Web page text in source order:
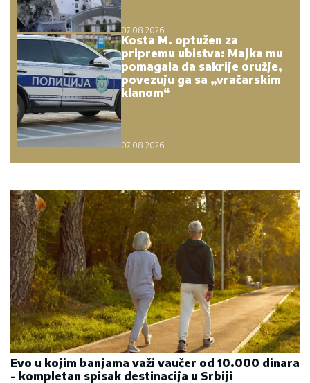
07.08.2026.
Kosta M. optužen za
pripremu ubistva: Majka mu
pomagala da sakrije oružje,
povezuju ga sa „vračarskim
klanom“
07.08.2026.
Evo u kojim banjama važi vaučer od 10.000 dinara
- kompletan spisak destinacija u Srbiji